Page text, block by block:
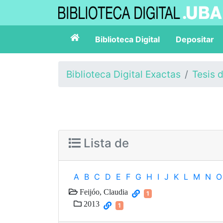
Biblioteca Digital Depositar
Biblioteca Digital Exactas Tesis
Lista de
A B C D E F G H I J K L M N O
Feijóo, Claudia 1
2013 1